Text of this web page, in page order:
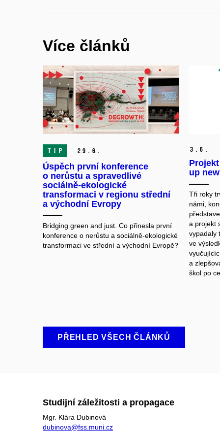
Více článků
TIP 29. 6.
Úspěch první konference
o nerůstu a spravedlivé
sociálně-ekologické
transformaci v regionu střední
a východní Evropy
Bridging green and just. Co přinesla první
konference o nerůstu a sociálně-ekologické
transformaci ve střední a východní Evropě?
3. 6.
up
Tři roky
námi,
a projekt
vypadaly
ve
a
škol po
PŘEHLED VŠECH ČLÁNKŮ
Studijní záležitosti a propagace
Mgr. Klára Dubinová
dubinova@fss.muni.cz